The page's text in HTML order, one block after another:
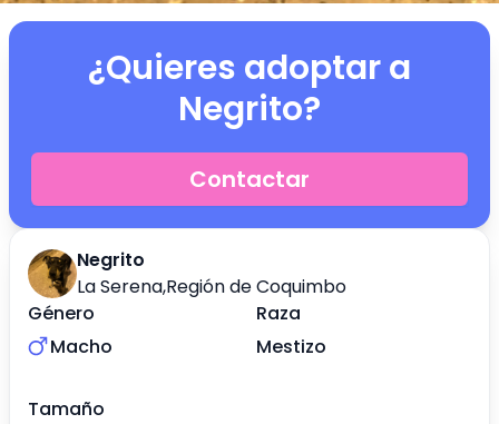
Negrito
La Serena,Región de Coquimbo
Género
Macho
Raza
Mestizo
Tamaño
¿Quieres adoptar a
Negrito?
Contactar